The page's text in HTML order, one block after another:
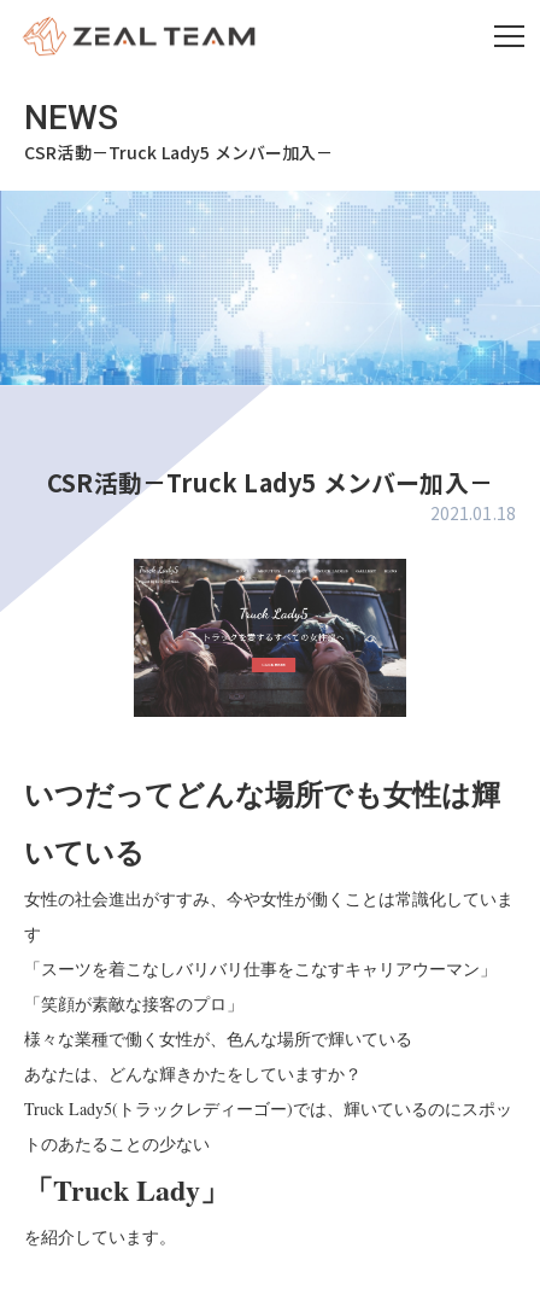
CSR活動－Truck Lady5 メンバー加入－
CSR活動－Truck Lady5 メンバー加入－
2021.01.18
いつだってどんな場所でも女性は輝
いている
女性の社会進出がすすみ、今や女性が働くことは常識化していま
す
「スーツを着こなしバリバリ仕事をこなすキャリアウーマン」
「笑顔が素敵な接客のプロ」
様々な業種で働く女性が、色んな場所で輝いている
あなたは、どんな輝きかたをしていますか？
Truck Lady5(トラックレディーゴー)では、輝いているのにスポッ
トのあたることの少ない
「Truck Lady」
を紹介しています。